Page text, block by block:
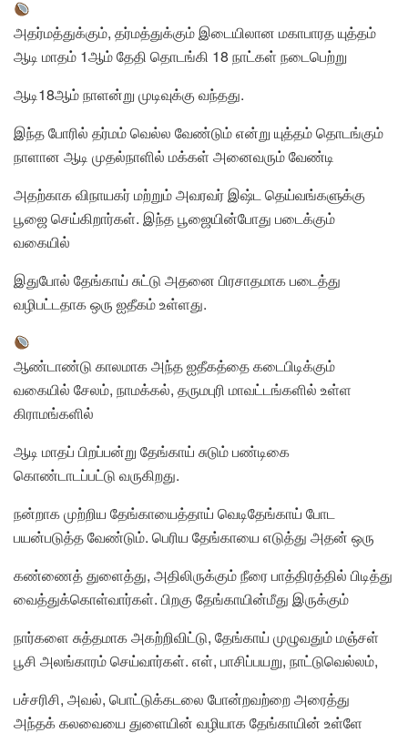
அதர்மத்துக்கும், தர்மத்துக்கும் இடையிலான மகாபாரத யுத்தம்
ஆடி மாதம் 1ஆம் தேதி தொடங்கி 18 நாட்கள் நடைபெற்று
ஆடி18ஆம் நாளன்று முடிவுக்கு வந்தது.
இந்த போரில் தர்மம் வெல்ல வேண்டும் என்று யுத்தம் தொடங்கும்
நாளான ஆடி முதல்நாளில் மக்கள் அனைவரும் வேண்டி
அதற்காக விநாயகர் மற்றும் அவரவர் இஷ்ட தெய்வங்களுக்கு
பூஜை செய்கிறார்கள். இந்த பூஜையின்போது படைக்கும்
வகையில்
இதுபோல் தேங்காய் சுட்டு அதனை பிரசாதமாக படைத்து
வழிபட்டதாக ஒரு ஐதீகம் உள்ளது.
ஆண்டாண்டு காலமாக அந்த ஐதீகத்தை கடைபிடிக்கும்
வகையில் சேலம், நாமக்கல், தருமபுரி மாவட்டங்களில் உள்ள
கிராமங்களில்
ஆடி மாதப் பிறப்பன்று தேங்காய் சுடும் பண்டிகை
கொண்டாடப்பட்டு வருகிறது.
நன்றாக முற்றிய தேங்காயைத்தாய் வெடிதேங்காய் போட
பயன்படுத்த வேண்டும். பெரிய தேங்காயை எடுத்து அதன் ஒரு
கண்ணைத் துளைத்து, அதிலிருக்கும் நீரை பாத்திரத்தில் பிடித்து
வைத்துக்கொள்வார்கள். பிறகு தேங்காயின்மீது இருக்கும்
நார்களை சுத்தமாக அகற்றிவிட்டு, தேங்காய் முழுவதும் மஞ்சள்
பூசி அலங்காரம் செய்வார்கள். எள், பாசிப்பயறு, நாட்டுவெல்லம்,
பச்சரிசி, அவல், பொட்டுக்கடலை போன்றவற்றை அரைத்து
அந்தக் கலவையை துளையின் வழியாக தேங்காயின் உள்ளே